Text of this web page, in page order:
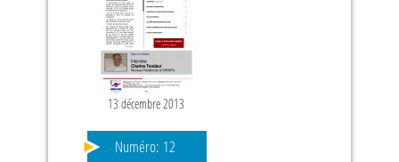
13 décembre 2013
Numéro: 12
PAGES